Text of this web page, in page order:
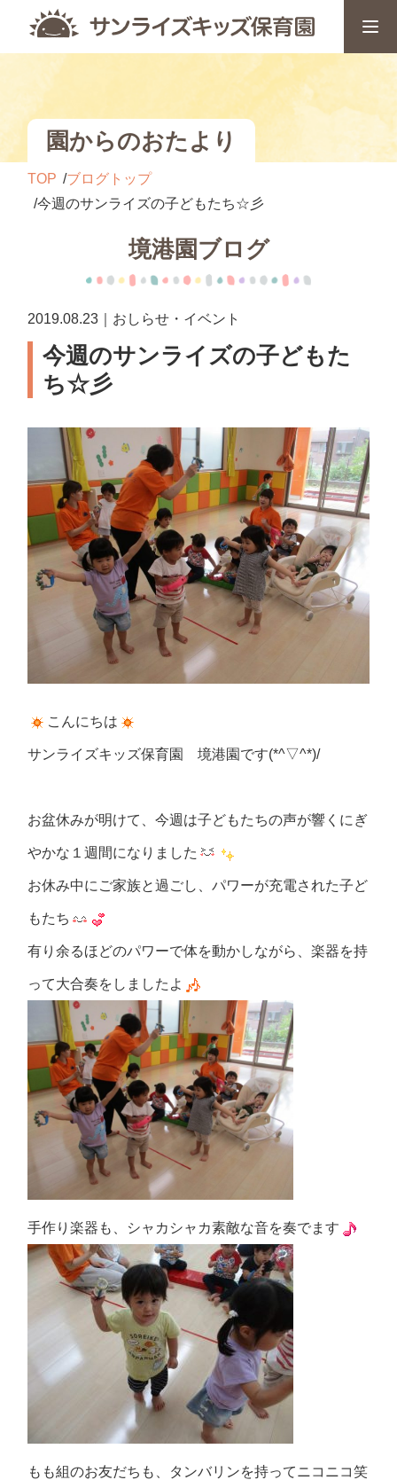
園からのおたより
TOP
ブログトップ
今週のサンライズの子どもたち☆彡
境港園ブログ
2019.08.23｜おしらせ・イベント
今週のサンライズの子どもた
ち☆彡
こんにちは
サンライズキッズ保育園 境港園です(*^▽^*)/
お盆休みが明けて、今週は子どもたちの声が響くにぎ
やかな１週間になりました
お休み中にご家族と過ごし、パワーが充電された子ど
もたち
有り余るほどのパワーで体を動かしながら、楽器を持
って大合奏をしましたよ
手作り楽器も、シャカシャカ素敵な音を奏でます
もも組のお友だちも、タンバリンを持ってニコニコ笑